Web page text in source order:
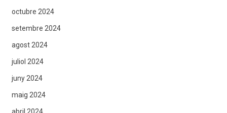
octubre 2024
setembre 2024
agost 2024
juliol 2024
juny 2024
maig 2024